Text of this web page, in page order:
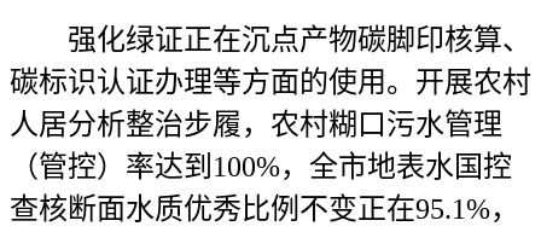
强化绿证正在沉点产物碳脚印核算、
碳标识认证办理等方面的使用。开展农村
人居分析整治步履，农村糊口污水管理
（管控）率达到100%，全市地表水国控
查核断面水质优秀比例不变正在95.1%，